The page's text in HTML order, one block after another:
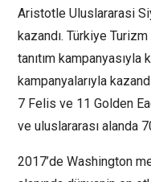
Aristotle Uluslararasi
kazandı. Türkiye Turizm
tanıtım kampanyasıyla
kampanyalarıyla
7 Felis ve 11 Golden
ve uluslararası alanda
2017’de Washington